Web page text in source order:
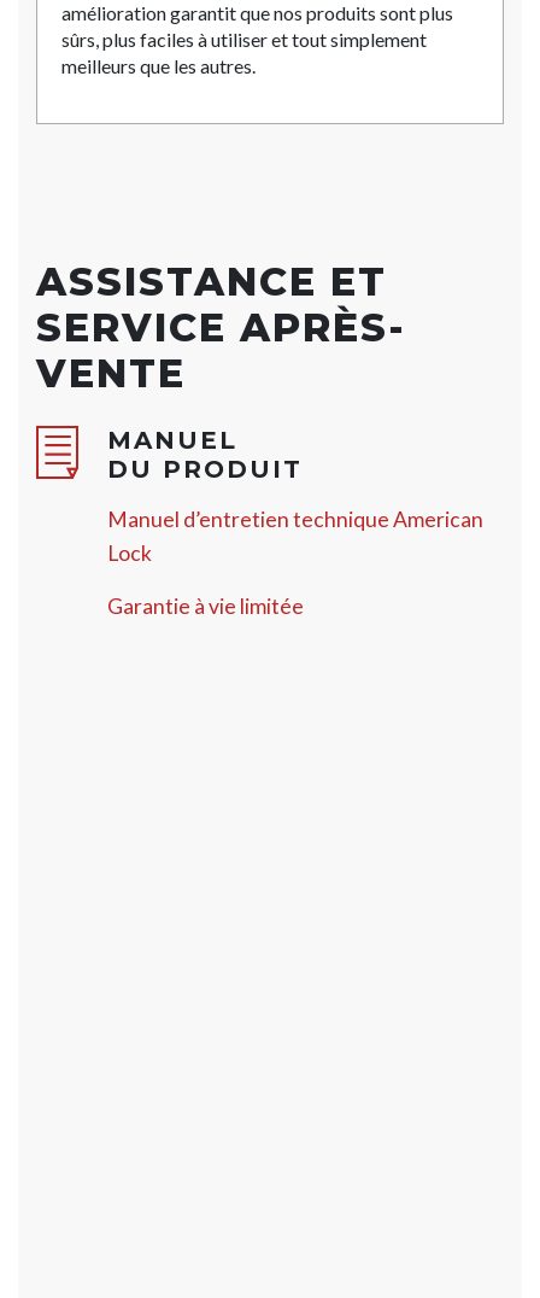
amélioration garantit que nos produits sont plus
sûrs, plus faciles à utiliser et tout simplement
meilleurs que les autres.
ASSISTANCE ET
SERVICE APRÈS-
VENTE
MANUEL
DU PRODUIT
Manuel d’entretien technique American
Lock
Garantie à vie limitée